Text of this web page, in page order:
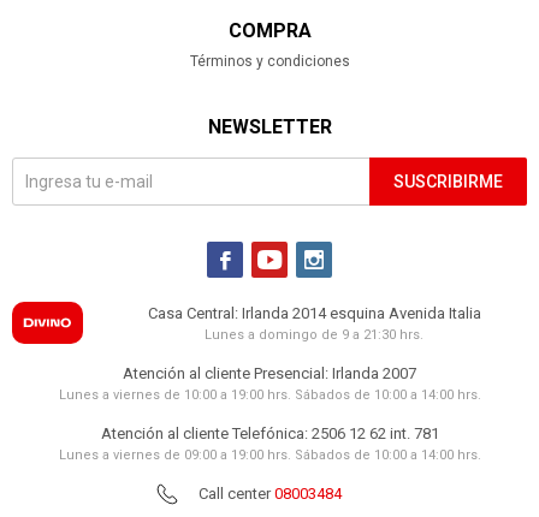
COMPRA
Términos y condiciones
NEWSLETTER
SUSCRIBIRME
  
Casa Central: Irlanda 2014 esquina Avenida Italia
Lunes a domingo de 9 a 21:30 hrs.
Atención al cliente Presencial: Irlanda 2007
Lunes a viernes de 10:00 a 19:00 hrs. Sábados de 10:00 a 14:00 hrs.
Atención al cliente Telefónica: 2506 12 62 int. 781
Lunes a viernes de 09:00 a 19:00 hrs. Sábados de 10:00 a 14:00 hrs.
Call center08003484